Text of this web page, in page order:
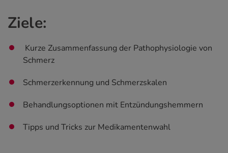
Ziele:
Kurze Zusammenfassung der Pathophysiologie von
Schmerz
Schmerzerkennung und Schmerzskalen
Behandlungsoptionen mit Entzündungshemmern
Tipps und Tricks zur Medikamentenwahl